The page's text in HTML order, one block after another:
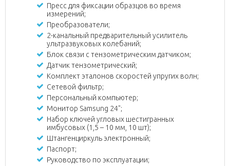
Пресс для фиксации образцов во время
измерений;
Преобразователи;
2-канальный предварительный усилитель
ультразвуковых колебаний;
Блок связи с тензометрическим датчиком;
Датчик тензометрический;
Комплект эталонов скоростей упругих волн;
Сетевой фильтр;
Персональный компьютер;
Монитор Samsung 24";
Набор ключей угловых шестигранных
имбусовых (1,5 – 10 мм, 10 шт);
Штангенциркуль электронный;
Паспорт;
Руководство по эксплуатации;